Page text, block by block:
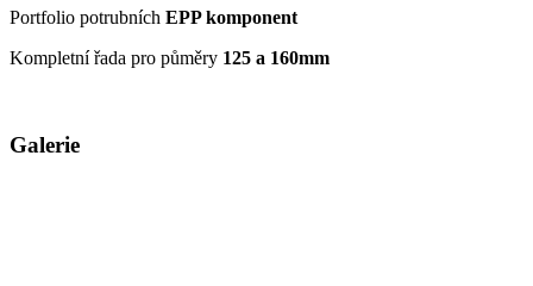
Portfolio potrubních EPP komponent
Kompletní řada pro půměry 125 a 160mm
Galerie